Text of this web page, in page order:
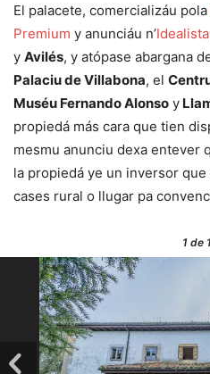
El palacete, comercializáu pola
Premium y anunciáu n’Idealista
y Avilés, y atópase abargana
Palaciu de Villabona, el
Muséu Fernando Alonso y
propiedá más cara que tien
mesmu anunciu dexa entever
la propiedá ye un inversor
cases rural o llugar pa
1de